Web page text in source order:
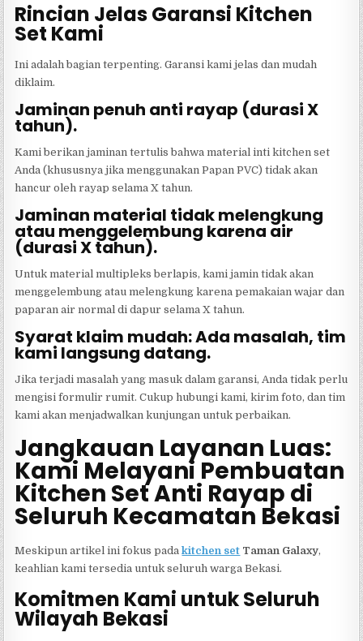
Rincian Jelas Garansi Kitchen
Set Kami
Ini adalah bagian terpenting. Garansi kami jelas dan mudah
diklaim.
Jaminan penuh anti rayap (durasi X
tahun).
Kami berikan jaminan tertulis bahwa material inti kitchen set
Anda (khususnya jika menggunakan Papan PVC) tidak akan
hancur oleh rayap selama X tahun.
Jaminan material tidak melengkung
atau menggelembung karena air
(durasi X tahun).
Untuk material multipleks berlapis, kami jamin tidak akan
menggelembung atau melengkung karena pemakaian wajar dan
paparan air normal di dapur selama X tahun.
Syarat klaim mudah: Ada masalah, tim
kami langsung datang.
Jika terjadi masalah yang masuk dalam garansi, Anda tidak perlu
mengisi formulir rumit. Cukup hubungi kami, kirim foto, dan tim
kami akan menjadwalkan kunjungan untuk perbaikan.
Jangkauan Layanan Luas:
Kami Melayani Pembuatan
Kitchen Set Anti Rayap di
Seluruh Kecamatan Bekasi
Meskipun artikel ini fokus padakitchen set Taman Galaxy,
keahlian kami tersedia untuk seluruh warga Bekasi.
Komitmen Kami untuk Seluruh
Wilayah Bekasi